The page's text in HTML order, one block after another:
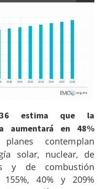
estima que la
aumentará en 48%
contemplan
solar, nuclear, de
y de combustión
40% y 209%